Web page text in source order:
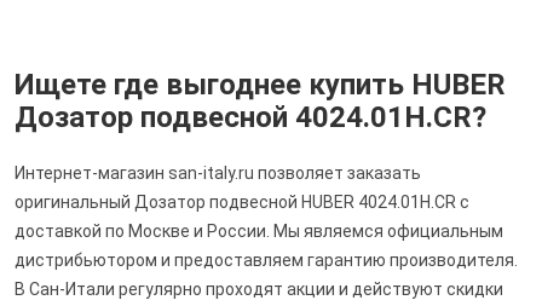
Ищете где выгоднее купить HUBER
Дозатор подвесной 4024.01H.CR?
Интернет-магазин san-italy.ru позволяет заказать
оригинальный Дозатор подвесной HUBER 4024.01H.CR с
доставкой по Москве и России. Мы являемся официальным
дистрибьютором и предоставляем гарантию производителя.
В Сан-Итали регулярно проходят акции и действуют скидки